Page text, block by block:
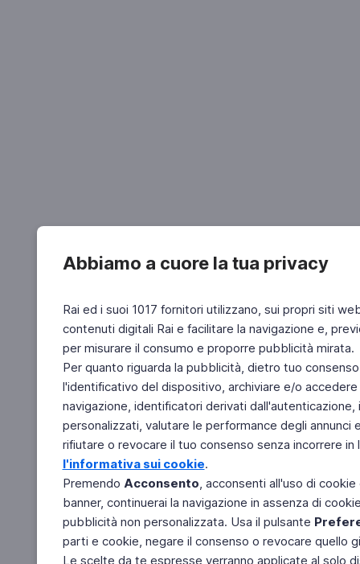
Abbiamo a cuore la tua privacy
Rai ed i suoi 1017 fornitori utilizzano, sui propri siti
contenuti digitali Rai e facilitare la navigazione e,
per misurare il consumo e proporre pubblicità mirata.
Per quanto riguarda la pubblicità, dietro tuo
l'identificativo del dispositivo, archiviare e/o
navigazione, identificatori derivati
personalizzati, valutare le performance degli
rifiutare o revocare il tuo consenso senza incorrere
l'informativa sui cookie.
Premendo Acconsento, acconsenti all'uso di
banner, continuerai la navigazione in assenza di
pubblicità non personalizzata. Usa il pulsante
parti e cookie, negare il consenso o revocare quello
Le scelte da te espresse verranno applicate al solo